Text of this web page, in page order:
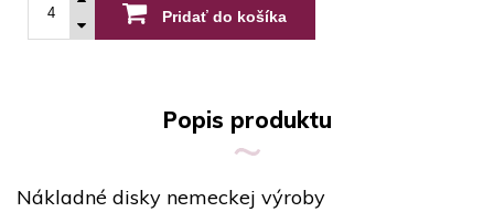
Pridať do košíka
Popis produktu
Nákladné disky nemeckej výroby